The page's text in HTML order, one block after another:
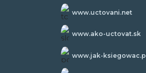
www.uctovani.net
www.ako-uctovat.sk
www.jak-ksiegowac.pl